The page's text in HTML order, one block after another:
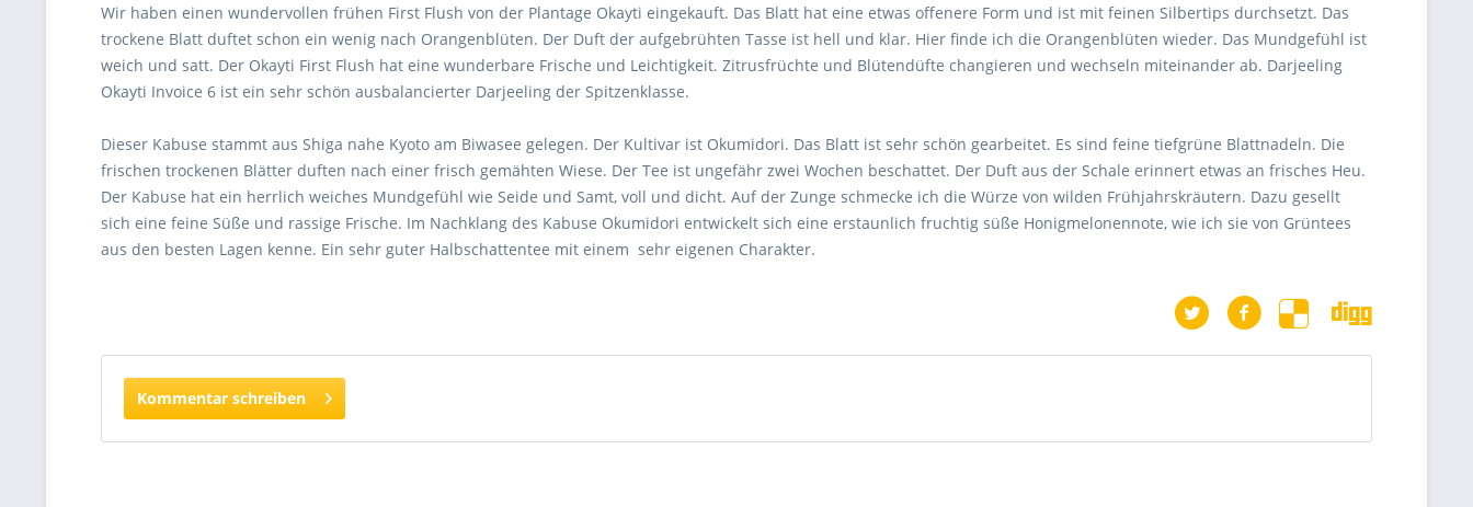
Wir haben einen wundervollen frühen First Flush von der Plantage Okayti eingekauft. Das Blatt hat eine etwas offenere Form und ist mit feinen Silbertips durchsetzt. Das
trockene Blatt duftet schon ein wenig nach Orangenblüten. Der Duft der aufgebrühten Tasse ist hell und klar. Hier finde ich die Orangenblüten wieder. Das Mundgefühl ist
weich und satt. Der Okayti First Flush hat eine wunderbare Frische und Leichtigkeit. Zitrusfrüchte und Blütendüfte changieren und wechseln miteinander ab. Darjeeling
Okayti Invoice 6 ist ein sehr schön ausbalancierter Darjeeling der Spitzenklasse.
Dieser Kabuse stammt aus Shiga nahe Kyoto am Biwasee gelegen. Der Kultivar ist Okumidori. Das Blatt ist sehr schön gearbeitet. Es sind feine tiefgrüne Blattnadeln. Die
frischen trockenen Blätter duften nach einer frisch gemähten Wiese. Der Tee ist ungefähr zwei Wochen beschattet. Der Duft aus der Schale erinnert etwas an frisches Heu.
Der Kabuse hat ein herrlich weiches Mundgefühl wie Seide und Samt, voll und dicht. Auf der Zunge schmecke ich die Würze von wilden Frühjahrskräutern. Dazu gesellt
sich eine feine Süße und rassige Frische. Im Nachklang des Kabuse Okumidori entwickelt sich eine erstaunlich fruchtig süße Honigmelonennote, wie ich sie von Grüntees
aus den besten Lagen kenne. Ein sehr guter Halbschattentee mit einem sehr eigenen Charakter.
Kommentar schreiben